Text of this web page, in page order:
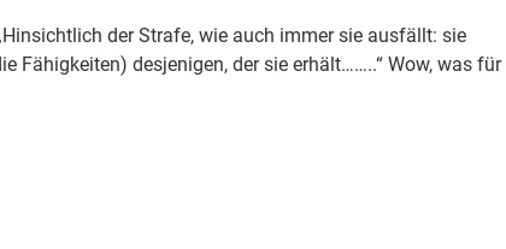
der Strafe, wie auch immer sie ausfällt: sie
Fähigkeiten) desjenigen, der sie erhält……..“ Wow, was für